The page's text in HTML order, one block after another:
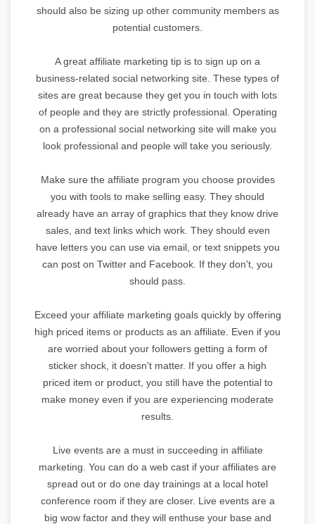
should also be sizing up other community members as
potential customers.
A great affiliate marketing tip is to sign up on a
business-related social networking site. These types of
sites are great because they get you in touch with lots
of people and they are strictly professional. Operating
on a professional social networking site will make you
look professional and people will take you seriously.
Make sure the affiliate program you choose provides
you with tools to make selling easy. They should
already have an array of graphics that they know drive
sales, and text links which work. They should even
have letters you can use via email, or text snippets you
can post on Twitter and Facebook. If they don't, you
should pass.
Exceed your affiliate marketing goals quickly by offering
high priced items or products as an affiliate. Even if you
are worried about your followers getting a form of
sticker shock, it doesn't matter. If you offer a high
priced item or product, you still have the potential to
make money even if you are experiencing moderate
results.
Live events are a must in succeeding in affiliate
marketing. You can do a web cast if your affiliates are
spread out or do one day trainings at a local hotel
conference room if they are closer. Live events are a
big wow factor and they will enthuse your base and